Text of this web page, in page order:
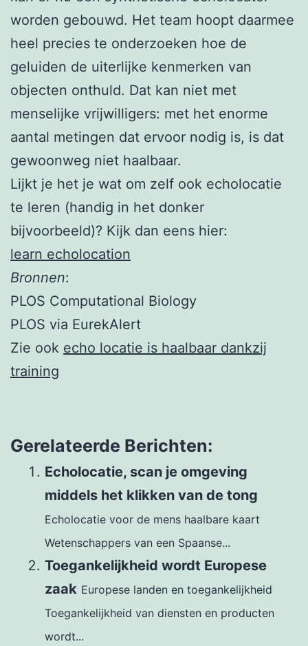
worden gebouwd. Het team hoopt daarmee
heel precies te onderzoeken hoe de
geluiden de uiterlijke kenmerken van
objecten onthuld. Dat kan niet met
menselijke vrijwilligers: met het enorme
aantal metingen dat ervoor nodig is, is dat
gewoonweg niet haalbaar.
Lijkt je het je wat om zelf ook echolocatie
te leren (handig in het donker
bijvoorbeeld)? Kijk dan eens hier:
learn echolocation
Bronnen:
PLOS Computational Biology
PLOS via EurekAlert
Zie ook echo locatie is haalbaar dankzij
training
Gerelateerde Berichten:
Echolocatie, scan je omgeving
middels het klikken van de tong
Echolocatie voor de mens haalbare kaart
Wetenschappers van een Spaanse...
Toegankelijkheid wordt Europese
zaak Europese landen en toegankelijkheid
Toegankelijkheid van diensten en producten
wordt...